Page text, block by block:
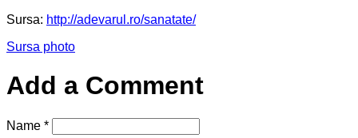
Sursa: http://adevarul.ro/sanatate/
Sursa photo
Add a Comment
Name *